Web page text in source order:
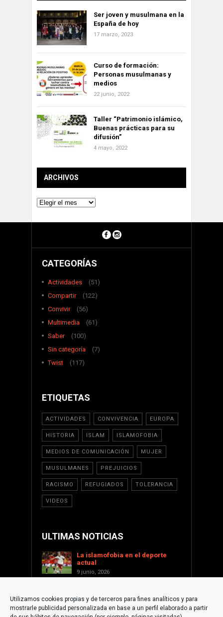
Utilizamos cookies propias y de terceros para fines analíticos y para
mostrarle publicidad personalizada en base a un perfil elaborado a partir
Ser joven y musulmana en la
España de hoy
17 marzo, 2023
Curso de formación:
Personas musulmanas y
medios
22 junio, 2022
Taller “Patrimonio islámico,
Buenas prácticas para su
difusión”
4 mayo, 2022
ARCHIVOS
Archivos
CATEGORÍAS
Actividades
(51)
Compartir
(122)
Convivir
(56)
Multimedia
(61)
Saber
(100)
Sin categoría
(7)
Twist
(117)
ETIQUETAS
ACTIVIDADES CONVIVENCIA EUROPA
HISTORIA ISLAM ISLAMOFOBIA
MEDIOS DE COMUNICACIÓN MUJER
MUSULMANES PREJUICIOS
RACISMO REFUGIADOS TOLERANCIA
VIDEOS
ULTIMAS NOTICIAS
La islamofobia en el deporte
actual
9 junio, 2026
17 enero, 2026
Apoyar a Palestina desde la